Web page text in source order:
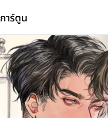
การ์ตูน